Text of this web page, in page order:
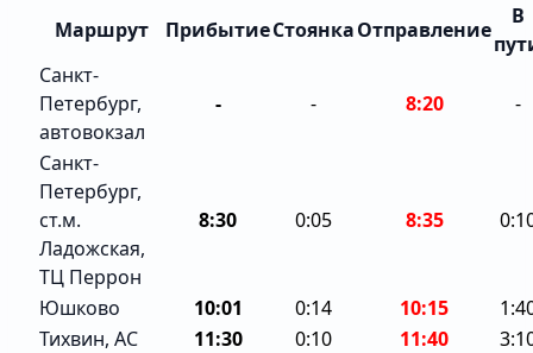
Маршрут ПрибытиеСтоянкаОтправление
В
Санкт-
Петербург,
автовокзал
- - 8:20 -
Санкт-
Петербург,
ст.м.
Ладожская,
ТЦ Перрон
8:30 0:05 8:35
Юшково 10:01 0:14 10:15
Тихвин, АС
11:30 0:10 11:40